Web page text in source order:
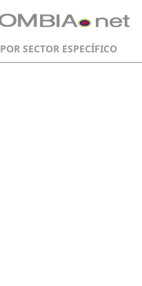
POR SECTOR ESPECÍFICO